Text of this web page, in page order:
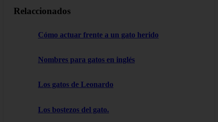
Relaccionados
Cómo actuar frente a un gato herido
Nombres para gatos en inglés
Los gatos de Leonardo
Los bostezos del gato.